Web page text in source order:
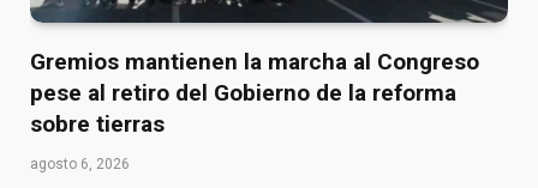
Gremios mantienen la marcha al Congreso
pese al retiro del Gobierno de la reforma
sobre tierras
agosto 6, 2026